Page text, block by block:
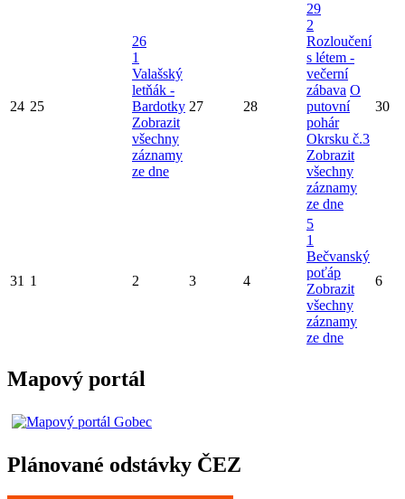
24 25
26
1
Valašský
letňák -
Bardotky
Zobrazit
všechny
záznamy
ze dne
27 28
29
2
Rozloučení
s létem -
večerní
zábava O
putovní
pohár
Okrsku č.3
Zobrazit
všechny
záznamy
ze dne
30
31 1 2 3 4
5
1
Bečvanský
poťáp
Zobrazit
všechny
záznamy
ze dne
6
Mapový portál
Plánované odstávky ČEZ